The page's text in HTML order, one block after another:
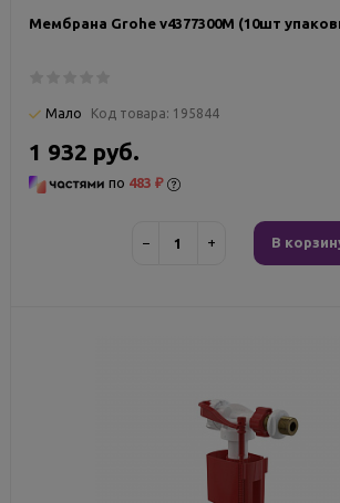
Мембрана Grohe v4377300M (10шт
Мало Код товара: 195844
1 932 руб.
по 483 ₽
− + В